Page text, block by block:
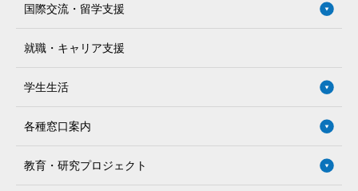
国際交流・留学支援
就職・キャリア支援
学生生活
各種窓口案内
教育・研究プロジェクト